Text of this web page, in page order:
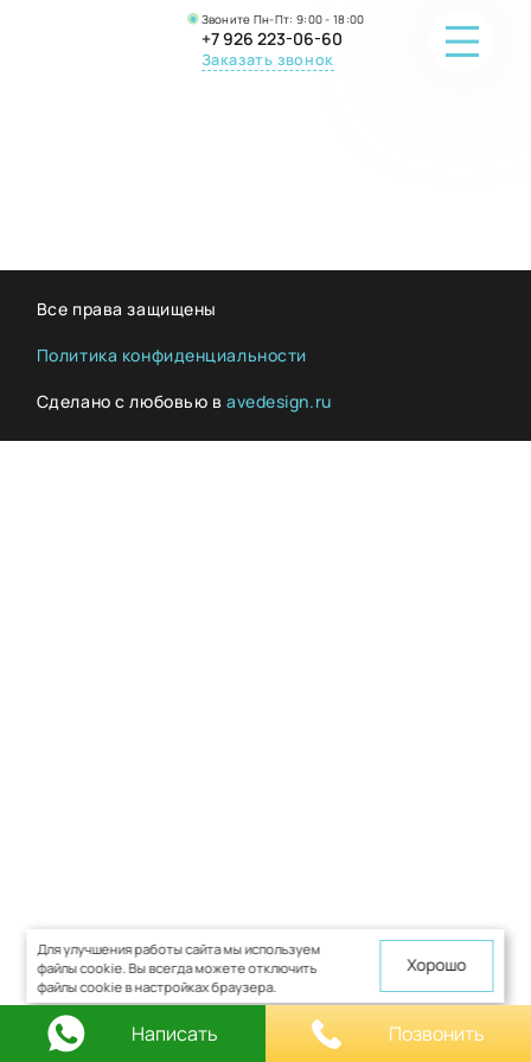
Звоните Пн-Пт: 9:00 - 18:00
+7 926 223-06-60
Заказать звонок
ОНЛАЙН-ПРОДАЖА
ВОПРОС-ОТВЕТ
КОНТАКТЫ
Все права защищены
Политика конфиденциальности
Сделано с любовью в avedesign.ru
Для улучшения работы сайта мы используем
файлы cookie. Вы всегда можете отключить
файлы cookie в настройках браузера.
Хорошо
Написать Позвонить